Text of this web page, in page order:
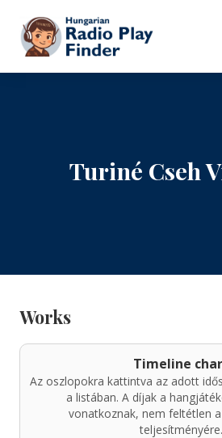
To contents
Turiné Cseh
Works
Timeline
Az oszlopokra kattintva az adott
a listában. A díjak a
vonatkoznak, nem feltétlen
teljesítményére.